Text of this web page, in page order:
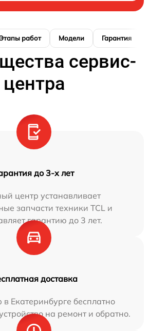
работ Модели Гарантия
сервис-
центра
до 3-х лет
центр устанавливает
запчасти техники TCL и
гарантию до 3 лет.
доставка
Екатеринбурге бесплатно
на ремонт и обратно.